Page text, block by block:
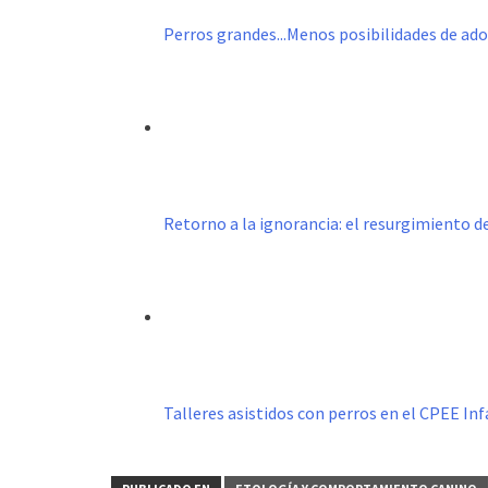
Perros grandes...Menos posibilidades de
Retorno a la ignorancia: el resurgimiento
Talleres asistidos con perros en el CPEE